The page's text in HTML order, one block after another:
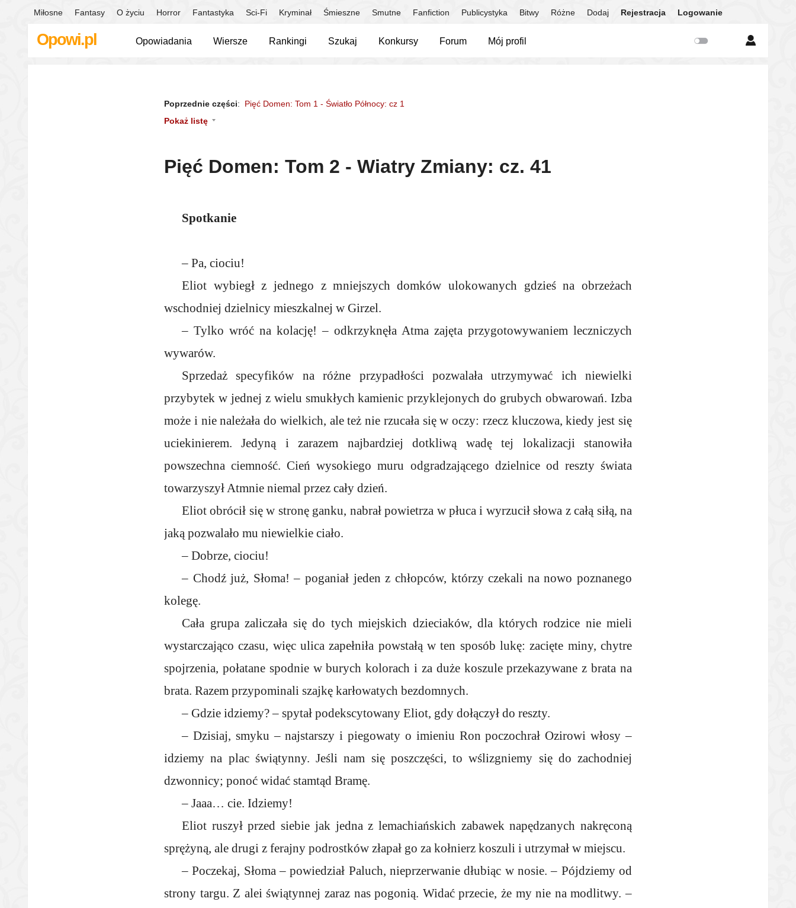
Miłosne Fantasy O życiu Horror Fantastyka Sci-Fi Kryminał Śmieszne Smutne Fanfiction Publicystyka Bitwy Różne Dodaj Rejestracja Logowanie
Opowi.pl Opowiadania Wiersze Rankingi Szukaj Konkursy Forum Mój profil
Poprzednie części: Pięć Domen: Tom 1 - Światło Północy: cz 1
Pokaż listę
Pięć Domen: Tom 2 - Wiatry Zmiany: cz. 41
Spotkanie
– Pa, ciociu!
Eliot wybiegł z jednego z mniejszych domków ulokowanych gdzieś na obrzeżach
wschodniej dzielnicy mieszkalnej w Girzel.
– Tylko wróć na kolację! – odkrzyknęła Atma zajęta przygotowywaniem leczniczych
wywarów.
Sprzedaż specyfików na różne przypadłości pozwalała utrzymywać ich niewielki
przybytek w jednej z wielu smukłych kamienic przyklejonych do grubych obwarowań. Izba
może i nie należała do wielkich, ale też nie rzucała się w oczy: rzecz kluczowa, kiedy jest się
uciekinierem. Jedyną i zarazem najbardziej dotkliwą wadę tej lokalizacji stanowiła
powszechna ciemność. Cień wysokiego muru odgradzającego dzielnice od reszty świata
towarzyszył Atmnie niemal przez cały dzień.
Eliot obrócił się w stronę ganku, nabrał powietrza w płuca i wyrzucił słowa z całą siłą, na
jaką pozwalało mu niewielkie ciało.
– Dobrze, ciociu!
– Chodź już, Słoma! – poganiał jeden z chłopców, którzy czekali na nowo poznanego
kolegę.
Cała grupa zaliczała się do tych miejskich dzieciaków, dla których rodzice nie mieli
wystarczająco czasu, więc ulica zapełniła powstałą w ten sposób lukę: zacięte miny, chytre
spojrzenia, połatane spodnie w burych kolorach i za duże koszule przekazywane z brata na
brata. Razem przypominali szajkę karłowatych bezdomnych.
– Gdzie idziemy? – spytał podekscytowany Eliot, gdy dołączył do reszty.
– Dzisiaj, smyku – najstarszy i piegowaty o imieniu Ron poczochrał Ozirowi włosy –
idziemy na plac świątynny. Jeśli nam się poszczęści, to wślizgniemy się do zachodniej
dzwonnicy; ponoć widać stamtąd Bramę.
– Jaaa… cie. Idziemy!
Eliot ruszył przed siebie jak jedna z lemachiańskich zabawek napędzanych nakręconą
sprężyną, ale drugi z ferajny podrostków złapał go za kołnierz koszuli i utrzymał w miejscu.
– Poczekaj, Słoma – powiedział Paluch, nieprzerwanie dłubiąc w nosie. – Pójdziemy od
strony targu. Z alei świątynnej zaraz nas pogonią. Widać przecie, że my nie na modlitwy. –